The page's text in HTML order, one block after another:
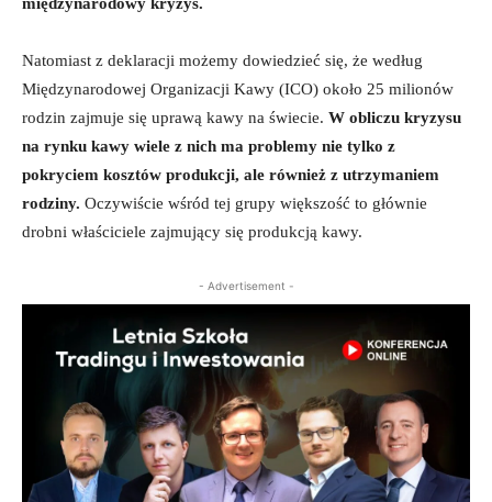
Natomiast z deklaracji możemy dowiedzieć się, że według
Międzynarodowej Organizacji Kawy (ICO) około 25 milionów
rodzin zajmuje się uprawą kawy na świecie. W obliczu kryzysu
na rynku kawy wiele z nich ma problemy nie tylko z
pokryciem kosztów produkcji, ale również z utrzymaniem
rodziny. Oczywiście wśród tej grupy większość to głównie
drobni właściciele zajmujący się produkcją kawy.
- Advertisement -